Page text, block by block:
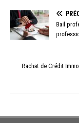
Bail
Rachat de Crédit